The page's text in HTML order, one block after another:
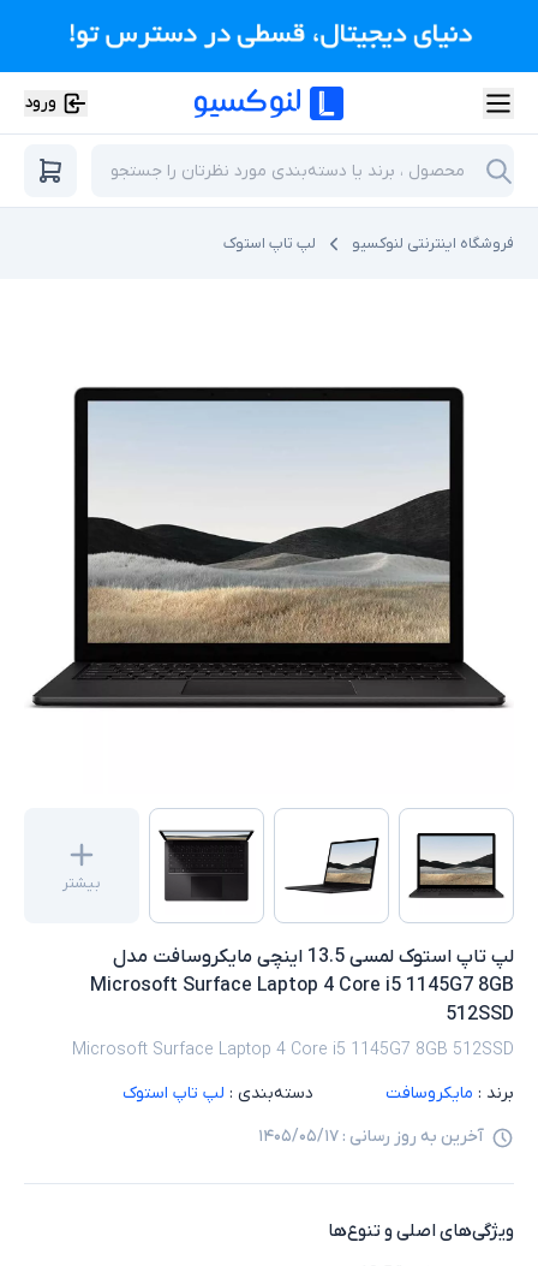
ورود
فروشگاه اینترنتی لنوکسیو لپ تاپ استوک
بیشتر
لپ تاپ استوک لمسی 13.5 اینچی مایکروسافت مدل
Microsoft Surface Laptop 4 Core i5 1145G7 8GB
512SSD
Microsoft Surface Laptop 4 Core i5 1145G7 8GB 512SSD
برند : مایکروسافت دسته‌بندی : لپ تاپ استوک
آخرین به روز رسانی : ۱۴۰۵/۰۵/۱۷
ویژگی‌های اصلی و تنوع‌ها